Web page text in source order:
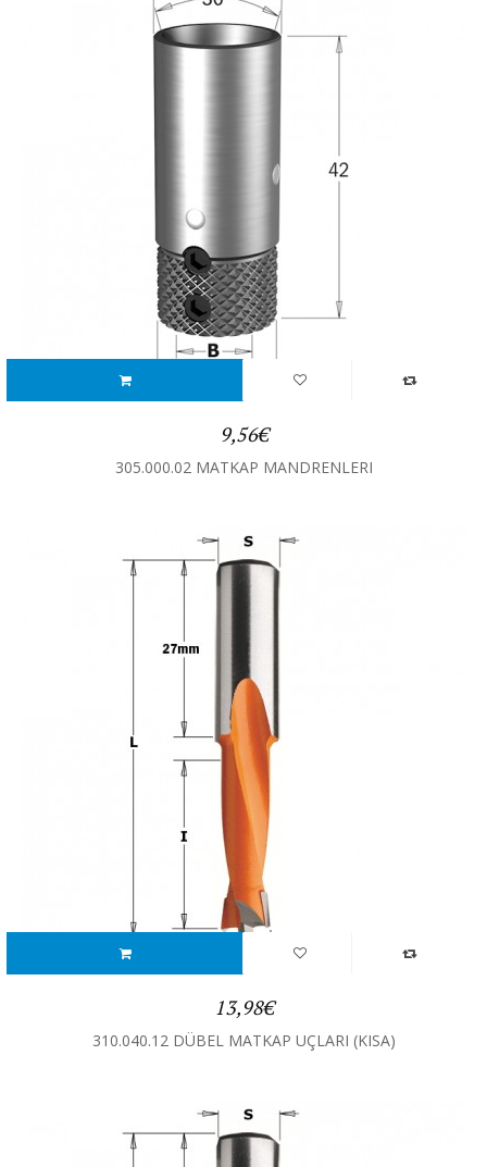
305.000.02 MATKAP MANDRENLERI
9,56€
310.040.12 DÜBEL MATKAP UÇLARI (KISA)
13,98€